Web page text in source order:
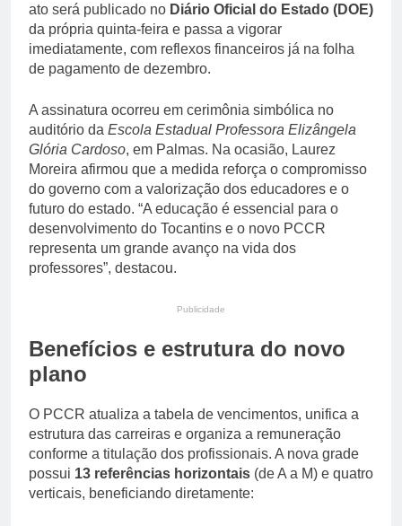
ato será publicado no Diário Oficial do Estado (DOE)
da própria quinta-feira e passa a vigorar
imediatamente, com reflexos financeiros já na folha
de pagamento de dezembro.
A assinatura ocorreu em cerimônia simbólica no
auditório da Escola Estadual Professora Elizângela
Glória Cardoso, em Palmas. Na ocasião, Laurez
Moreira afirmou que a medida reforça o compromisso
do governo com a valorização dos educadores e o
futuro do estado. “A educação é essencial para o
desenvolvimento do Tocantins e o novo PCCR
representa um grande avanço na vida dos
professores”, destacou.
Publicidade
Benefícios e estrutura do novo
plano
O PCCR atualiza a tabela de vencimentos, unifica a
estrutura das carreiras e organiza a remuneração
conforme a titulação dos profissionais. A nova grade
possui 13 referências horizontais (de A a M) e quatro
verticais, beneficiando diretamente: